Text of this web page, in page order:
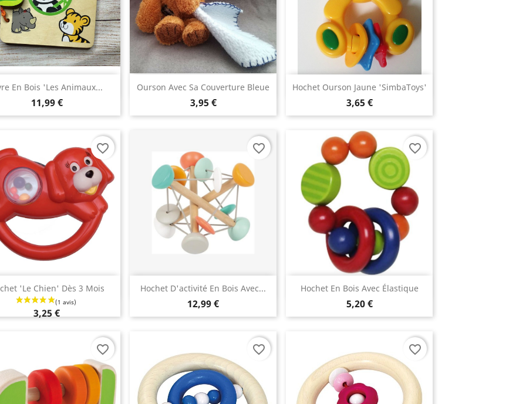
En Bois 'les Animaux...
11,99 €
 Aperçu rapide Ourson Avec Sa Couverture Bleue
3,95 €
Aperçu rapide Hochet Ourson Jaune 'SimbaToys'
3,65 €
Aperçu rapide
'le Chien' Dès 3 Mois
3,25 €
Aperçu rapide
favorite_border
Hochet D'activité En Bois Avec...
12,99 €
Aperçu rapide
favorite_border
Hochet En Bois Avec Élastique
5,20 €
Aperçu rapide
favorite_border
favorite_border favorite_border favorite_border